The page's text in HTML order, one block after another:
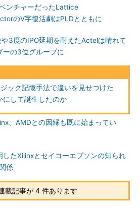
ンチャーだったLattice
のV字復活劇はPLDとともに
3度のIPO延期を耐えたActelは晴れて
ーの3位グループに
ック記憶手法で違いを見せつけた
にして誕生したのか
、AMDとの因縁も既に始まってい
したXilinxとセイコーエプソンの知られ
係
載記事が 4 件あります